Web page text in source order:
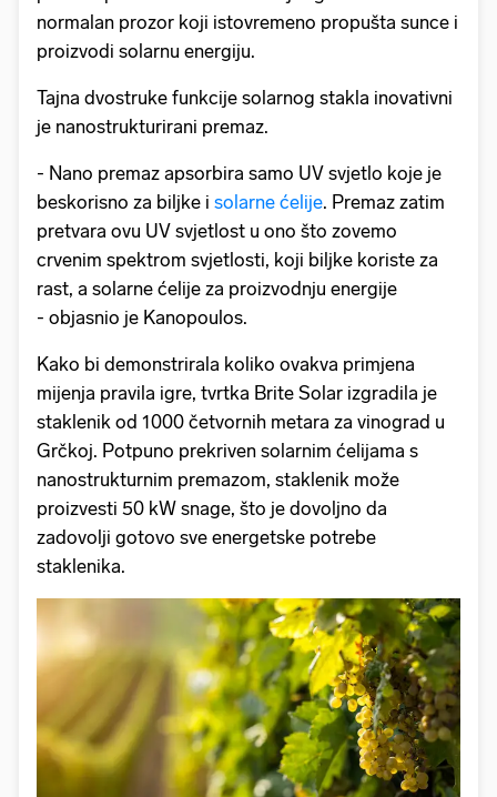
normalan prozor koji istovremeno propušta sunce i
proizvodi solarnu energiju.
Tajna dvostruke funkcije solarnog stakla inovativni
je nanostrukturirani premaz.
- Nano premaz apsorbira samo UV svjetlo koje je
beskorisno za biljke i solarne ćelije. Premaz zatim
pretvara ovu UV svjetlost u ono što zovemo
crvenim spektrom svjetlosti, koji biljke koriste za
rast, a solarne ćelije za proizvodnju energije
- objasnio je Kanopoulos.
Kako bi demonstrirala koliko ovakva primjena
mijenja pravila igre, tvrtka Brite Solar izgradila je
staklenik od 1000 četvornih metara za vinograd u
Grčkoj. Potpuno prekriven solarnim ćelijama s
nanostrukturnim premazom, staklenik može
proizvesti 50 kW snage, što je dovoljno da
zadovolji gotovo sve energetske potrebe
staklenika.